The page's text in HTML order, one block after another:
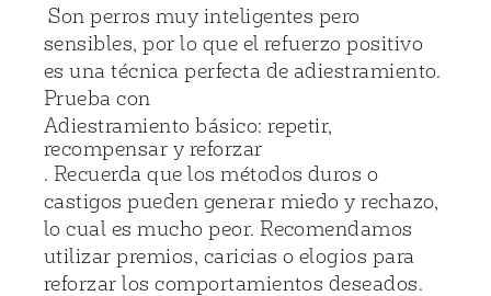
Son perros muy inteligentes pero
sensibles, por lo que el refuerzo positivo
es una técnica perfecta de adiestramiento.
Prueba con
Adiestramiento básico: repetir,
recompensar y reforzar
. Recuerda que los métodos duros o
castigos pueden generar miedo y rechazo,
lo cual es mucho peor. Recomendamos
utilizar premios, caricias o elogios para
reforzar los comportamientos deseados.